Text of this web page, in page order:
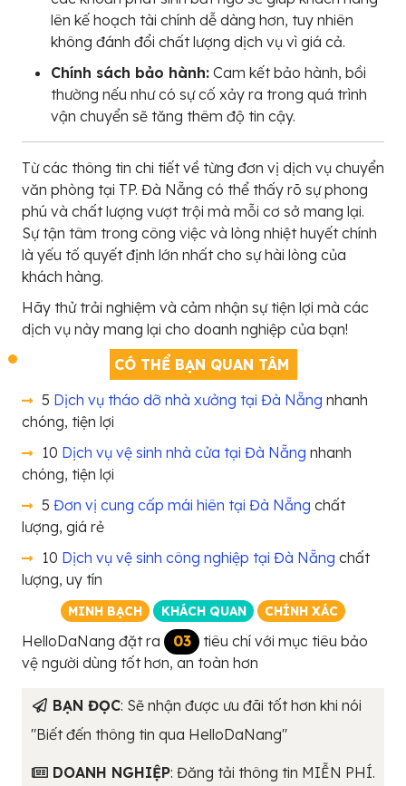
lên kế hoạch tài chính dễ dàng hơn, tuy nhiên
không đánh đổi chất lượng dịch vụ vì giá cả.
Chính sách bảo hành: Cam kết bảo hành, bồi
thường nếu như có sự cố xảy ra trong quá trình
vận chuyển sẽ tăng thêm độ tin cậy.
Từ các thông tin chi tiết về từng đơn vị dịch vụ chuyển
văn phòng tại TP. Đà Nẵng có thể thấy rõ sự phong
phú và chất lượng vượt trội mà mỗi cơ sở mang lại.
Sự tận tâm trong công việc và lòng nhiệt huyết chính
là yếu tố quyết định lớn nhất cho sự hài lòng của
khách hàng.
Hãy thử trải nghiệm và cảm nhận sự tiện lợi mà các
dịch vụ này mang lại cho doanh nghiệp của bạn!
CÓ THỂ BẠN QUAN TÂM
5 Dịch vụ tháo dỡ nhà xưởng tại Đà Nẵng nhanh
chóng, tiện lợi
10 Dịch vụ vệ sinh nhà cửa tại Đà Nẵng nhanh
chóng, tiện lợi
5 Đơn vị cung cấp mái hiên tại Đà Nẵng chất
lượng, giá rẻ
10 Dịch vụ vệ sinh công nghiệp tại Đà Nẵng chất
lượng, uy tín
MINH BẠCH KHÁCH QUAN CHÍNH XÁC
HelloDaNang đặt ra 03
tiêu chí với mục tiêu bảo
vệ người dùng tốt hơn, an toàn hơn
BẠN ĐỌC: Sẽ nhận được ưu đãi tốt hơn khi nói
"Biết đến thông tin qua HelloDaNang"
DOANH NGHIỆP: Đăng tải thông tin MIỄN PHÍ.